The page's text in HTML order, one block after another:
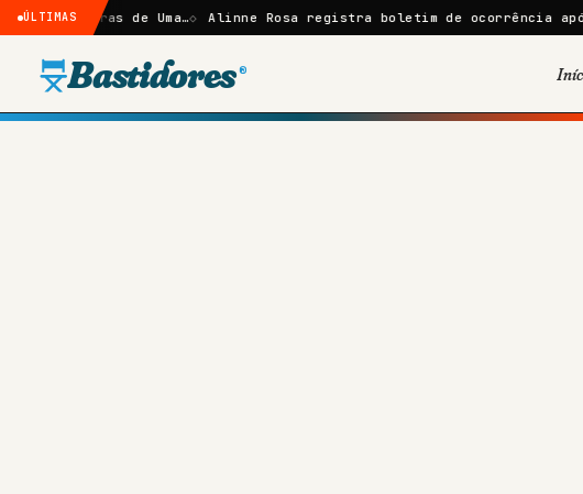
ÚLTIMAS
de Uma… Alinne Rosa registra boletim de ocorrência após
Bastidores ®